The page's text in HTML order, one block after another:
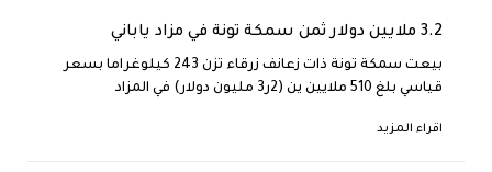
3.2 ملايين دولار ثمن سمكة تونة في مزاد ياباني
بيعت سمكة تونة ذات زعانف زرقاء تزن 243 كيلوغراما بسعر
قياسي بلغ 510 ملايين ين (2ر3 مليون دولار) في المزاد
اقراء المزيد